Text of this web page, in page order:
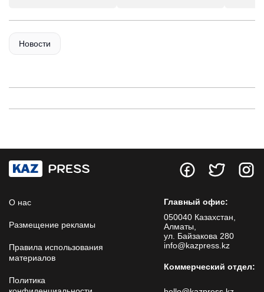
Новости
О нас
Размещение рекламы
Правила использования
материалов
Политика
Главный офис:
050040 Казахстан,
Алматы,
ул. Байзакова 280
info@kazpress.kz
Коммерческий отдел: